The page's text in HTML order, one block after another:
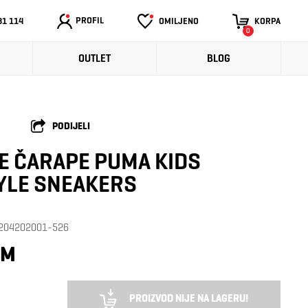
114 PROFIL OMILJENO KORPA
0
OUTLET BLOG
PODIJELI
ČARAPE PUMA KIDS
SNEAKERS
526
PROIZVOD NIJE NA LAGERU!